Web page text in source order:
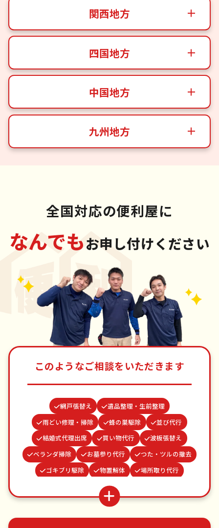
関西地方
四国地方
中国地方
九州地方
全国対応の便利屋に
なんでもお申し付けください
このようなご相談をいただきます
網戸張替え
遺品整理・生前整理
雨どい修理・掃除
蜂の巣駆除
並び代行
結婚式代理出席
買い物代行
波板張替え
ベランダ掃除
お墓参り代行
つた・ツルの撤去
ゴキブリ駆除
物置解体
場所取り代行
水道パッキン交換
カーテンレール取り付け
謝罪代行
クモの駆除
お庭の水やり
病院付き添い
不用品回収